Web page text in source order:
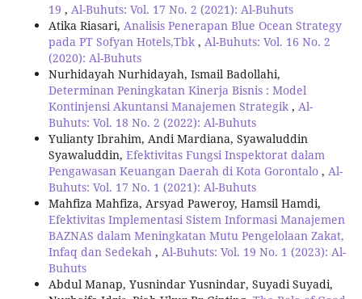
19 , Al-Buhuts: Vol. 17 No. 2 (2021): Al-Buhuts
Atika Riasari, Analisis Penerapan Blue Ocean Strategy
pada PT Sofyan Hotels,Tbk , Al-Buhuts: Vol. 16 No. 2
(2020): Al-Buhuts
Nurhidayah Nurhidayah, Ismail Badollahi,
Determinan Peningkatan Kinerja Bisnis : Model
Kontinjensi Akuntansi Manajemen Strategik , Al-
Buhuts: Vol. 18 No. 2 (2022): Al-Buhuts
Yulianty Ibrahim, Andi Mardiana, Syawaluddin
Syawaluddin, Efektivitas Fungsi Inspektorat dalam
Pengawasan Keuangan Daerah di Kota Gorontalo , Al-
Buhuts: Vol. 17 No. 1 (2021): Al-Buhuts
Mahfiza Mahfiza, Arsyad Paweroy, Hamsil Hamdi,
Efektivitas Implementasi Sistem Informasi Manajemen
BAZNAS dalam Meningkatan Mutu Pengelolaan Zakat,
Infaq dan Sedekah , Al-Buhuts: Vol. 19 No. 1 (2023): Al-
Buhuts
Abdul Manap, Yusnindar Yusnindar, Suyadi Suyadi,